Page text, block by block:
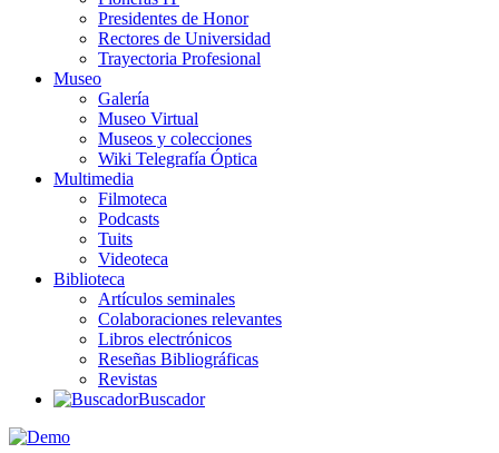
Presidentes de Honor
Rectores de Universidad
Trayectoria Profesional
Museo
Galería
Museo Virtual
Museos y colecciones
Wiki Telegrafía Óptica
Multimedia
Filmoteca
Podcasts
Tuits
Videoteca
Biblioteca
Artículos seminales
Colaboraciones relevantes
Libros electrónicos
Reseñas Bibliográficas
Revistas
Buscador